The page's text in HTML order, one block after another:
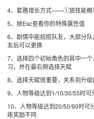
4、套路增长方式——①放技能概
5、按Esc查看你的特殊属性值
6、剧情中能招揽队友，大部分
友后可以更换
7、选择四个初始角色的其中一
习，并在最右侧选择天赋
8、选择天赋很重要，关系到升
9、人物等级达到1/10/30/55时
10、人物等级达到20/50/90时可
练奖励不同